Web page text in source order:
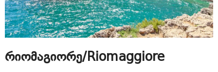
რიომაგიორე/Riomaggiore